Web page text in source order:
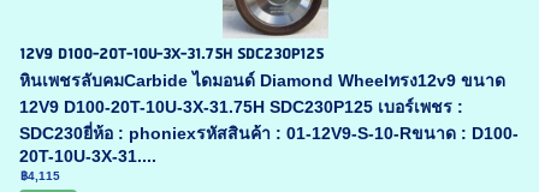
12V9 D100-20T-10U-3X-31.75H SDC230P125
หินเพชรลับคมCarbide ไดมอนด์ Diamond Wheelทรง12v9 ขนาด
12V9 D100-20T-10U-3X-31.75H SDC230P125 เบอร์เพชร :
SDC230ยี่ห้อ : phoniexรหัสสินค้า : 01-12V9-S-10-Rขนาด : D100-
20T-10U-3X-31....
฿4,115